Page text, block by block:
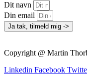
Dit navn
Din email
Ja tak, tilmeld mig ->
Copyright @ Martin
Linkedin Facebook